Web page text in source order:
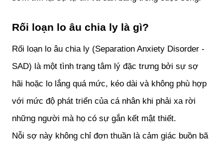
Rối loạn lo âu chia ly là gì?
Rối loạn lo âu chia ly (Separation Anxiety Disorder -
SAD) là một tình trạng tâm lý đặc trưng bởi sự sợ
hãi hoặc lo lắng quá mức, kéo dài và không phù hợp
với mức độ phát triển của cá nhân khi phải xa rời
những người mà họ có sự gắn kết mật thiết.
Nỗi sợ này không chỉ đơn thuần là cảm giác buồn bã